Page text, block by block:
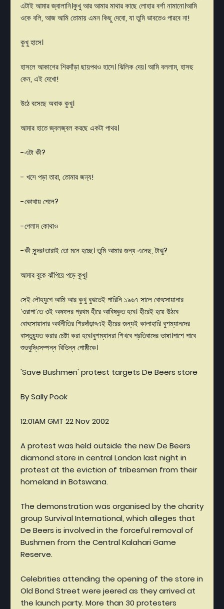
এটাইআমারজ্বালানি।কুখুআরআমারমাথারকাছেলোহারবর্শানামানো।আমি
ওকেবলি, আজআমিতোমায়এমনকিছুদেবো, যাতুমিভাবতেওপারবেনা!
কুখুহাসে।
হাসলেআকাশেরশিরদাঁড়াছায়পথওহাসে।ঝিলিকদেয়।আমিবললাম, হাসছ
কেন, এইদেখো!
উঠেবসেছেঅবাককুখু।
আমারহাতেজ্বলজ্বলকরছেএকটাপাথর।
-এটাকী?
- খসেপড়াতারা, তোমারজন্য!
-কোথায়পেলে?
-পেলামকোথাও
-কীসুন্দর!তারাইতোমনেহচ্ছে।তুমিআমারজন্যএনেছ,টাঝু?
আমারবুকেঝাঁপিয়েপড়েকুখু।
সেইলৌহযুগেআমিআরকুখুবুঝতেইপারিনি ১৯৬৭ সালেবোৎসোয়ানার
‘ওরাপা’তেওইঅঞ্চলেরপ্রথমহীরেআবিষ্কৃতহবে।হীরেইহয়েউঠবে
বোৎসোয়ানারঅর্থনীতিরশিরদাঁড়াৎএইহীরেরজন্যইকালাহারিবুশম্যানদের
বাস্তুচ্যুতকরারচেষ্টাকরাহবে।বুশম্যানরাশিখবেপ্রতিবাদেরভাষা।পাশেপাবে
শুভবুদ্ধিসম্পন্নবিভিন্নগোষ্ঠীকে।
'Save Bushmen' protest targets De Beers store
By Sally Pook
12:01AM GMT 22 Nov 2002
A protest was held outside the new De Beers
diamond store in central London last night in
protest at the eviction of tribesmen from their
homeland in Botswana.
The demonstration was organised by the charity
group Survival International, which alleges that
De Beers is involved in the forceful removal of
Bushmen from the Central Kalahari Game
Reserve.
Celebrities attending the opening of the store in
Old Bond Street were jeered as they arrived at
the launch party. More than 30 protesters